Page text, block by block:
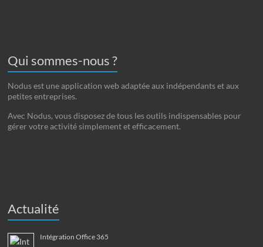
Qui sommes-nous ?
Nodus est une application web adaptée aux indépendants et aux
petites entreprises.
Avec Nodus, vous disposez de tous les outils indispensables pour
gérer votre activité simplement et efficacement.
Actualité
Intégration Office 365